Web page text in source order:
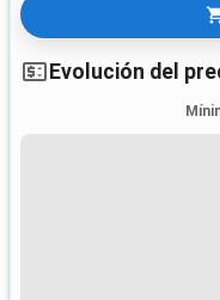
Evolución del